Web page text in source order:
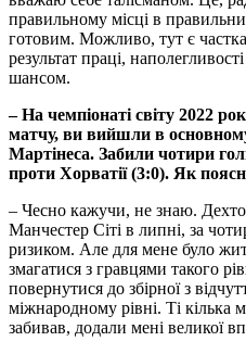
правильному місці в
готовим. Можливо, тут є
результат праці,
шансом.
– На чемпіонаті світу 2022
матчу, ви вийшли в
Мартінеса. Забили чотири
проти Хорватії (3:0). Як
– Чесно кажучи, не знаю.
Манчестер Сіті в липні, за
ризиком. Але для мене було
змагатися з гравцями такого
повернутися до збірної з
міжнародному рівні. Ті кілька
забивав, додали мені великої